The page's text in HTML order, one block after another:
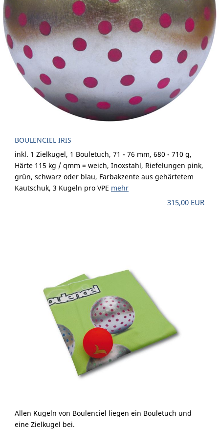
BOULENCIEL IRIS
inkl. 1 Zielkugel, 1 Bouletuch, 71 - 76 mm, 680 - 710 g,
Härte 115 kg / qmm = weich, Inoxstahl, Riefelungen pink,
grün, schwarz oder blau, Farbakzente aus gehärtetem
Kautschuk, 3 Kugeln pro VPE mehr
315,00 EUR
Allen Kugeln von Boulenciel liegen ein Bouletuch und
eine Zielkugel bei.